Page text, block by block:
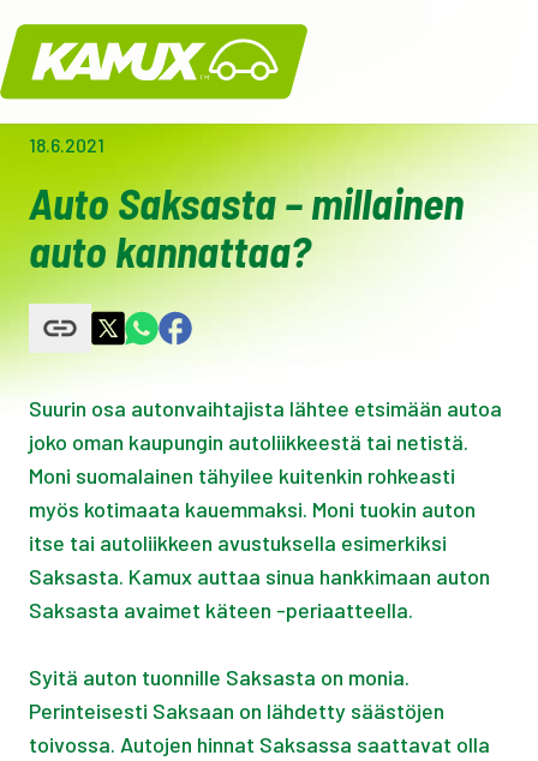
Kamux
18.6.2021
Auto Saksasta – millainen
auto kannattaa?
Suurin osa autonvaihtajista lähtee etsimään autoa
joko oman kaupungin autoliikkeestä tai netistä.
Moni suomalainen tähyilee kuitenkin rohkeasti
myös kotimaata kauemmaksi. Moni tuokin auton
itse tai autoliikkeen avustuksella esimerkiksi
Saksasta. Kamux auttaa sinua hankkimaan auton
Saksasta avaimet käteen -periaatteella.
Syitä auton tuonnille Saksasta on monia.
Perinteisesti Saksaan on lähdetty säästöjen
toivossa. Autojen hinnat Saksassa saattavat olla